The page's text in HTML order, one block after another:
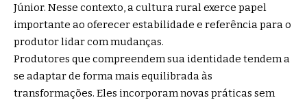
Júnior. Nesse contexto, a cultura rural exerce papel
importante ao oferecer estabilidade e referência para o
produtor lidar com mudanças.
Produtores que compreendem sua identidade tendem a
se adaptar de forma mais equilibrada às
transformações. Eles incorporam novas práticas sem